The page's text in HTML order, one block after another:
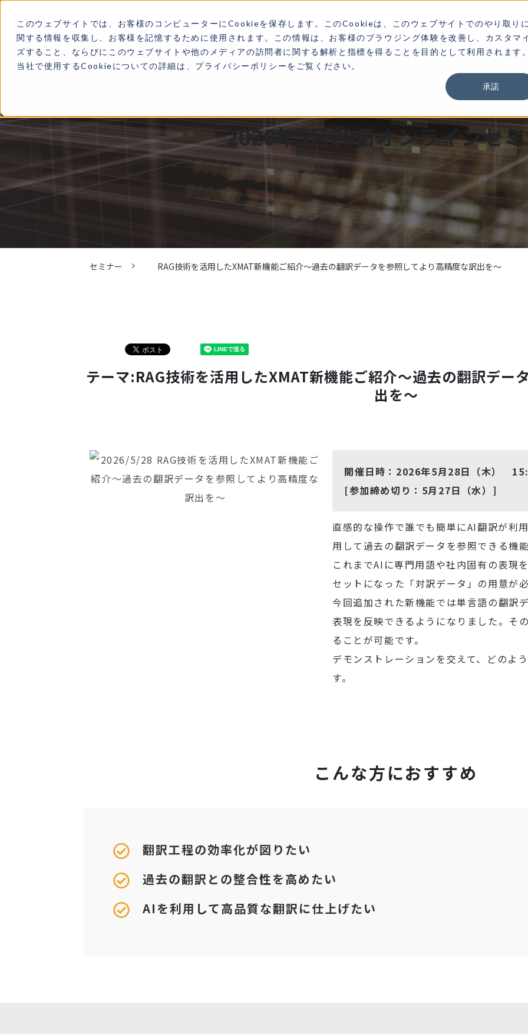
このウェブサイトでは、お客様のコンピューターにCookieを保存します。このCookieは、このウェブサイトでのやり取り
関する情報を収集し、お客様を記憶するために使用されます。この情報は、お客様のブラウジング体験を改善し、カスタマ
ズすること、ならびにこのウェブサイトや他のメディアの訪問者に関する解析と指標を得ることを目的として利用されます
当社で使用するCookieについての詳細は、プライバシーポリシーをご覧ください。
承諾
03-3267-0270 お
TOP LDX labとは ソリューション一覧 事例
2026年5月28日オンラインセ
セミナー RAG技術を活用したXMAT新機能ご紹介～過去の翻訳データを参照してより高精度な訳出を～
テーマ:RAG技術を活用したXMAT新機能ご紹介～過去の翻訳デー
出を～
開催日時：2026年5月28日（木）
[参加締め切り：5月27日（水）]
直感的な操作で誰でも簡単にAI翻訳が利
用して過去の翻訳データを参照できる機
これまでAIに専門用語や社内固有の表現
セットになった「対訳データ」の用意が
今回追加された新機能では単言語の翻訳
表現を反映できるようになりました。そ
ることが可能です。
デモンストレーションを交えて、どのよ
す。
こんな方におすすめ
翻訳工程の効率化が図りたい
過去の翻訳との整合性を高めたい
AIを利用して高品質な翻訳に仕上げたい